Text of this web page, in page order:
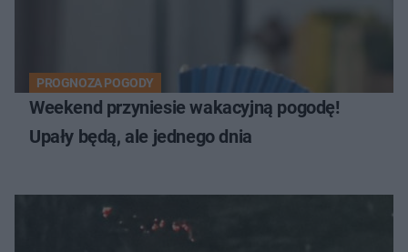
PROGNOZA POGODY
Weekend przyniesie wakacyjną pogodę!
Upały będą, ale jednego dnia